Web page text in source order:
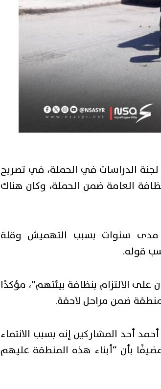
الدراسات في الحملة، في تصريح
العامة ضمن الحملة، وكان هناك
مدى سنوات بسبب التهميش وقلة
قوله.
الالتزام بنظافة بيئتهم”، مؤكدًا
ضمن مراحل لاحقة.
أحد المشاركين إنه بسبب الانتماء
بأن “أبناء هذه المنطقة عليهم